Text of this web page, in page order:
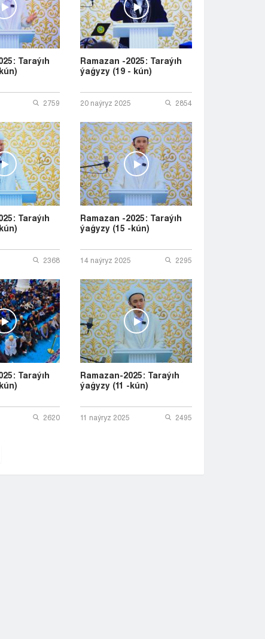
Taraýıh
2759
Ramazan -2025: Taraýıh
ýaǵyzy (19 - kún)
20 naýryz 2025 2854
Taraýıh
2368
Ramazan -2025: Taraýıh
ýaǵyzy (15 -kún)
14 naýryz 2025 2295
Taraýıh
2620
Ramazan-2025: Taraýıh
ýaǵyzy (11 -kún)
11 naýryz 2025 2495